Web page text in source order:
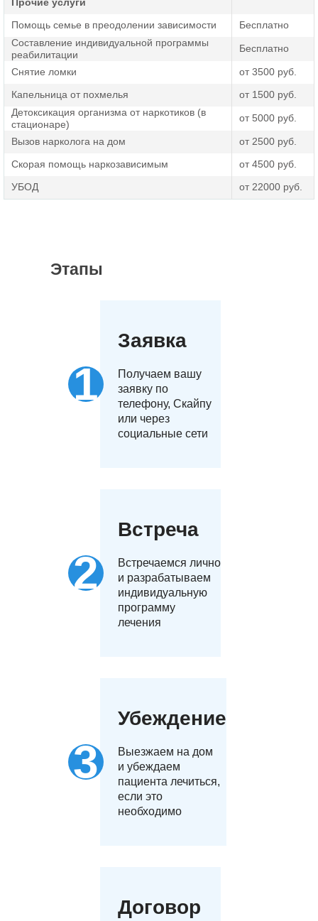
сопровождаем своих пациентов даже после окончания
курса терапии.
Помощь семье в преодолении зависимости
Бесплатно
Составление индивидуальной программы
реабилитации
Бесплатно
Снятие ломки
от 3500 руб.
Капельница от похмелья
от 1500 руб.
Детоксикация организма от наркотиков (в
стационаре)
от 5000 руб.
Вызов нарколога на дом
от 2500 руб.
Скорая помощь наркозависимым
от 4500 руб.
УБОД
от 22000 руб.
Этапы
Заявка
Получаем вашу
заявку по
телефону, Скайпу
или через
социальные сети
Встреча
Встречаемся лично
и разрабатываем
индивидуальную
программу
лечения
Убеждение
Выезжаем на дом
и убеждаем
пациента лечиться,
если это
необходимо
Договор